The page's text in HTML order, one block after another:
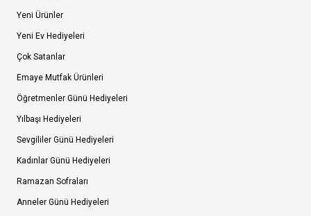
Yeni Ürünler
Yeni Ev Hediyeleri
Çok Satanlar
Emaye Mutfak Ürünleri
Öğretmenler Günü Hediyeleri
Yılbaşı Hediyeleri
Sevgililer Günü Hediyeleri
Kadınlar Günü Hediyeleri
Ramazan Sofraları
Anneler Günü Hediyeleri